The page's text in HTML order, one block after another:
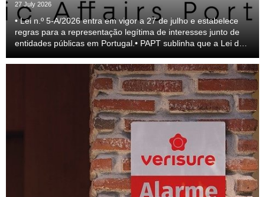
27 July 2026
• Lei n.º 5-A/2026 entra em vigor a 27 de julho e estabelece
regras para a representação legítima de interesses junto de
entidades públicas em Portugal.• PAPT sublinha que a Lei do
do setor e para a transparên...